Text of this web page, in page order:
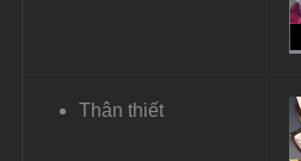
Thân thiết